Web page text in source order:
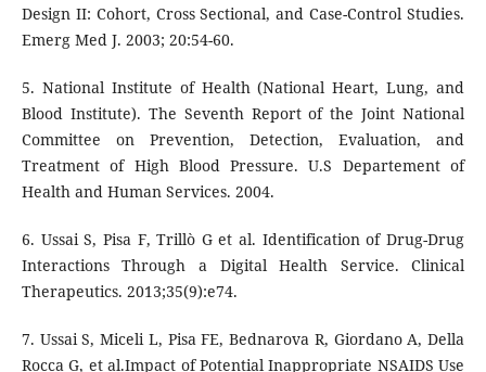
Design II: Cohort, Cross Sectional, and Case-Control Studies.
Emerg Med J. 2003; 20:54-60.
5. National Institute of Health (National Heart, Lung, and
Blood Institute). The Seventh Report of the Joint National
Committee on Prevention, Detection, Evaluation, and
Treatment of High Blood Pressure. U.S Departement of
Health and Human Services. 2004.
6. Ussai S, Pisa F, Trillò G et al. Identification of Drug-Drug
Interactions Through a Digital Health Service. Clinical
Therapeutics. 2013;35(9):e74.
7. Ussai S, Miceli L, Pisa FE, Bednarova R, Giordano A, Della
Rocca G, et al.Impact of Potential Inappropriate NSAIDS Use